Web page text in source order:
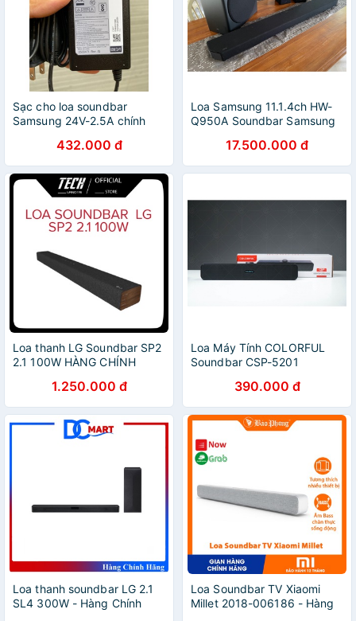
Sạc cho loa soundbar
Samsung 24V-2.5A chính
432.000 đ
Loa Samsung 11.1.4ch HW-
Q950A Soundbar Samsung
17.500.000 đ
Loa thanh LG Soundbar SP2
2.1 100W HÀNG CHÍNH
1.250.000 đ
Loa Máy Tính COLORFUL
Soundbar CSP-5201
390.000 đ
Loa thanh soundbar LG 2.1
SL4 300W - Hàng Chính
Loa Soundbar TV Xiaomi
Millet 2018-006186 - Hàng